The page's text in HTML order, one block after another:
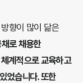
향이 많이 닮은
로 채용한
계적으로 교육하고
었습니다. 또한